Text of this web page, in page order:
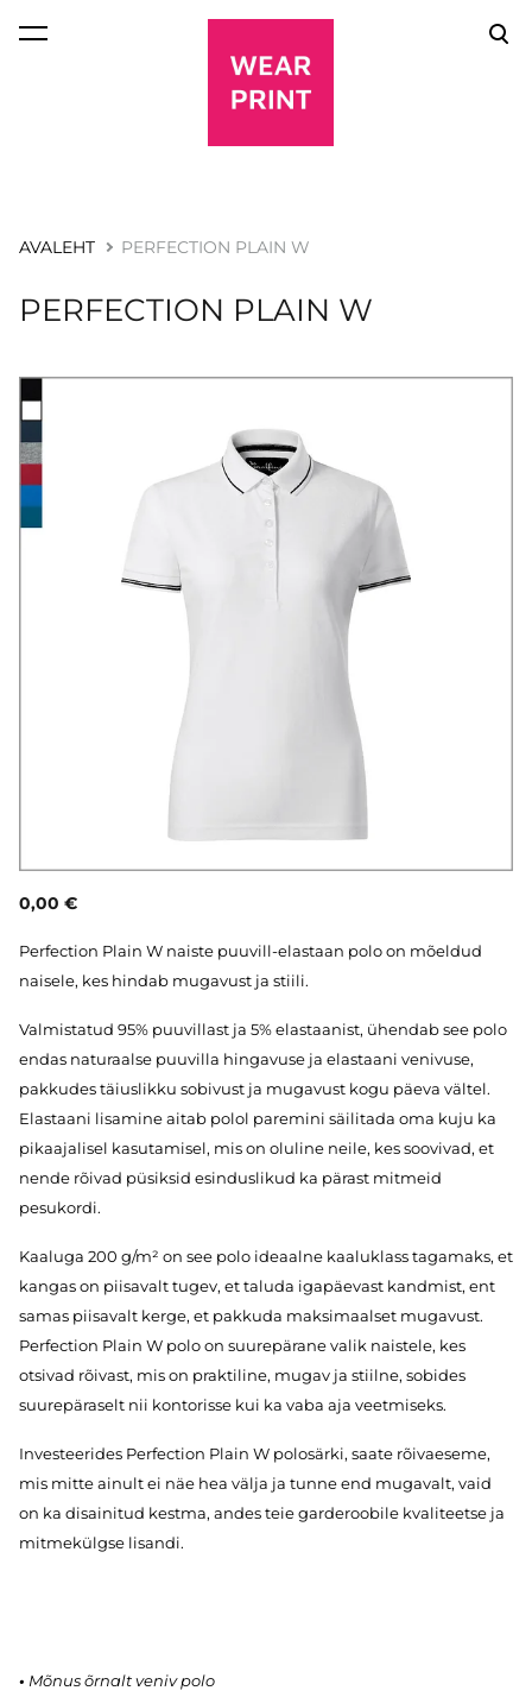
lisati ostukorvi.
AVALEHT PERFECTION PLAIN W
PERFECTION PLAIN W
0,00 €
Perfection Plain W naiste puuvill-elastaan polo on mõeldud
naisele, kes hindab mugavust ja stiili.
Valmistatud 95% puuvillast ja 5% elastaanist, ühendab see polo
endas naturaalse puuvilla hingavuse ja elastaani venivuse,
pakkudes täiuslikku sobivust ja mugavust kogu päeva vältel.
Elastaani lisamine aitab polol paremini säilitada oma kuju ka
pikaajalisel kasutamisel, mis on oluline neile, kes soovivad, et
nende rõivad püsiksid esinduslikud ka pärast mitmeid
pesukordi.
Kaaluga 200 g/m² on see polo ideaalne kaaluklass tagamaks, et
kangas on piisavalt tugev, et taluda igapäevast kandmist, ent
samas piisavalt kerge, et pakkuda maksimaalset mugavust.
Perfection Plain W polo on suurepärane valik naistele, kes
otsivad rõivast, mis on praktiline, mugav ja stiilne, sobides
suurepäraselt nii kontorisse kui ka vaba aja veetmiseks.
Investeerides Perfection Plain W polosärki, saate rõivaeseme,
mis mitte ainult ei näe hea välja ja tunne end mugavalt, vaid
on ka disainitud kestma, andes teie garderoobile kvaliteetse ja
mitmekülgse lisandi.
• Mõnus õrnalt veniv polo